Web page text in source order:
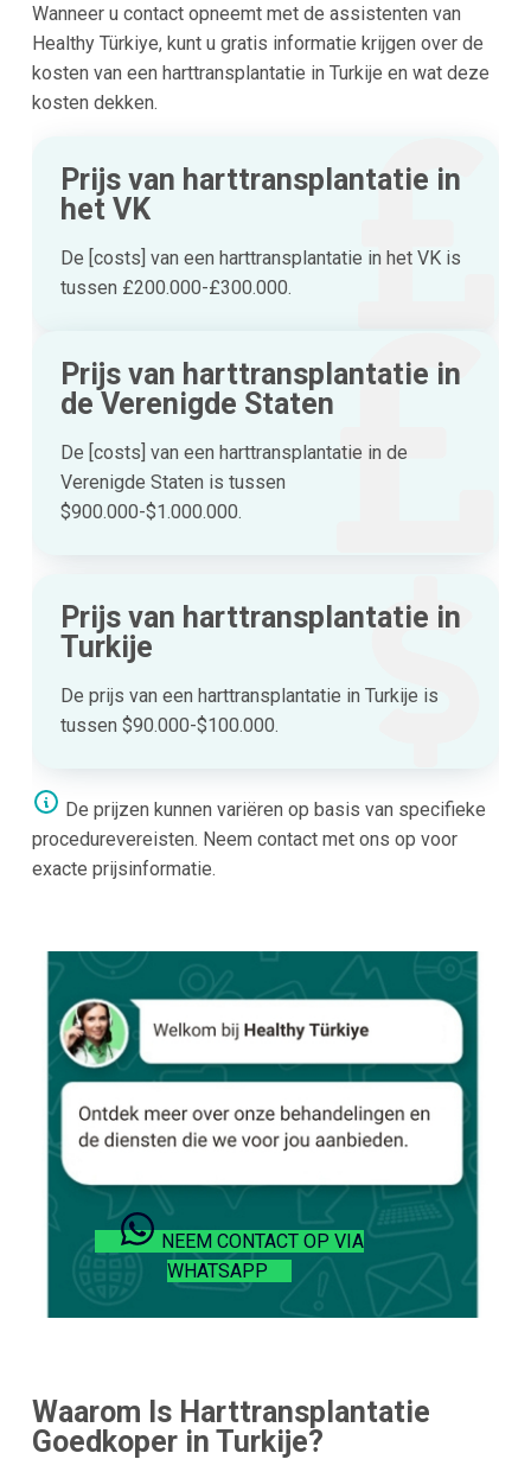
Wanneer u contact opneemt met de assistenten van
Healthy Türkiye, kunt u gratis informatie krijgen over de
kosten van een harttransplantatie in Turkije en wat deze
kosten dekken.
Prijs van harttransplantatie in
het VK
De [costs] van een harttransplantatie in het VK is
tussen £200.000-£300.000.
Prijs van harttransplantatie in
de Verenigde Staten
De [costs] van een harttransplantatie in de
Verenigde Staten is tussen
$900.000-$1.000.000.
Prijs van harttransplantatie in
Turkije
De prijs van een harttransplantatie in Turkije is
tussen $90.000-$100.000.
De prijzen kunnen variëren op basis van specifieke
procedurevereisten. Neem contact met ons op voor
exacte prijsinformatie.
NEEM CONTACT OP VIA
WHATSAPP
Waarom Is Harttransplantatie
Goedkoper in Turkije?